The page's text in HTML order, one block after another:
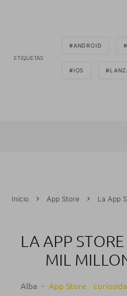
ETIQUETAS
ANDROID
IOS
Inicio App Store La App
LA APP
MIL
Alba · App Store